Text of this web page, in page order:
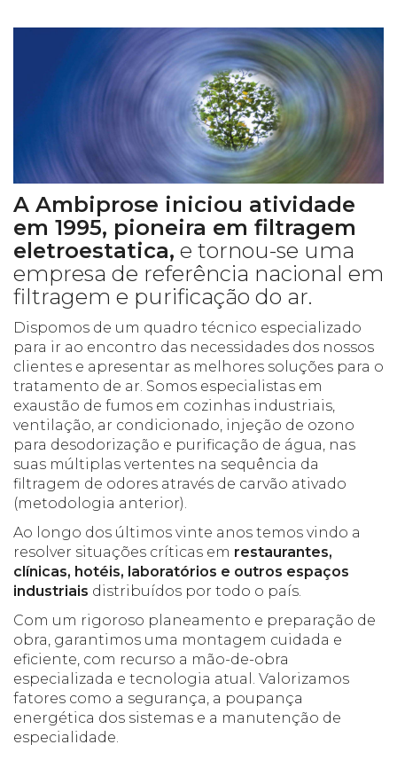
A Ambiprose iniciou atividade
em 1995, pioneira em filtragem
eletroestatica, e tornou-se uma
empresa de referência nacional em
filtragem e purificação do ar.
Dispomos de um quadro técnico especializado
para ir ao encontro das necessidades dos nossos
clientes e apresentar as melhores soluções para o
tratamento de ar. Somos especialistas em
exaustão de fumos em cozinhas industriais,
ventilação, ar condicionado, injeção de ozono
para desodorização e purificação de água, nas
suas múltiplas vertentes na sequência da
filtragem de odores através de carvão ativado
(metodologia anterior).
Ao longo dos últimos vinte anos temos vindo a
resolver situações críticas em restaurantes,
clínicas, hotéis, laboratórios e outros espaços
industriais distribuídos por todo o país.
Com um rigoroso planeamento e preparação de
obra, garantimos uma montagem cuidada e
eficiente, com recurso a mão-de-obra
especializada e tecnologia atual. Valorizamos
fatores como a segurança, a poupança
energética dos sistemas e a manutenção de
especialidade.